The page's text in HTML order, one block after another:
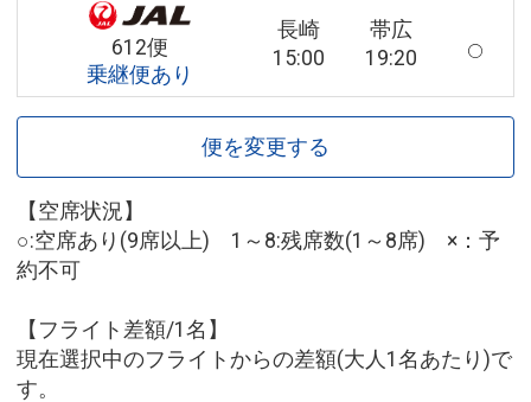
612便
乗継便あり
長崎
15:00
帯広
19:20
便を変更する
【空席状況】
○:空席あり(9席以上) 1～8:残席数(1～8席) ×：予
約不可
【フライト差額/1名】
現在選択中のフライトからの差額(大人1名あたり)で
す。